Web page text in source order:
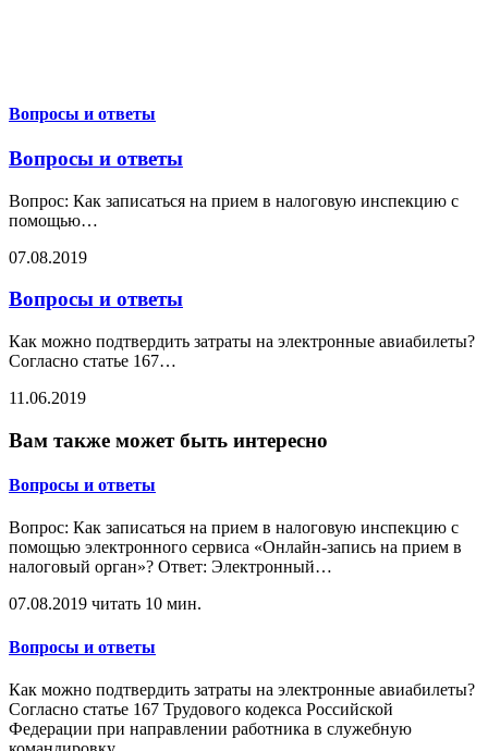
Вопросы и ответы
Вопросы и ответы
Вопрос: Как записаться на прием в налоговую инспекцию с
помощью…
07.08.2019
Вопросы и ответы
Как можно подтвердить затраты на электронные авиабилеты?
Согласно статье 167…
11.06.2019
Вам также может быть интересно
Вопросы и ответы
Вопрос: Как записаться на прием в налоговую инспекцию с
помощью электронного сервиса «Онлайн-запись на прием в
налоговый орган»? Ответ: Электронный…
07.08.2019 читать 10 мин.
Вопросы и ответы
Как можно подтвердить затраты на электронные авиабилеты?
Согласно статье 167 Трудового кодекса Российской
Федерации при направлении работника в служебную